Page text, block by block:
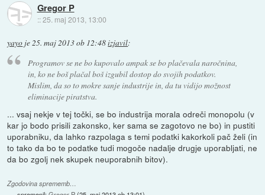
Gregor P
::25. maj 2013, 13:00
yayo je25. maj 2013 ob 12:48izjavil:
Programov se ne bo kupovalo ampak se bo plačevala naročnina,
in, ko ne boš plačal boš izgubil dostop do svojih podatkov.
Mislim, da so to mokre sanje industrije in, da tu vidijo možnost
eliminacije piratstva.
... vsaj nekje v tej točki, se bo industrija morala odreči monopolu (v
kar jo bodo prisili zakonsko, ker sama se zagotovo ne bo) in pustiti
uporabniku, da lahko razpolaga s temi podatki kakorkoli pač želi (in
to tako da bo te podatke tudi mogoče nadalje drugje uporabljati, ne
da bo zgolj nek skupek neuporabnih bitov).
Zgodovina sprememb…